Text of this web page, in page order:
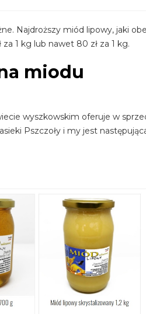
Najdroższy miód lipowy, jaki
1 kg lub nawet 80 zł za 1 kg.
miodu
wyszkowskim oferuje w
Pszczoły i my jest